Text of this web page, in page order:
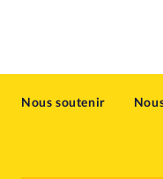
Nous soutenir